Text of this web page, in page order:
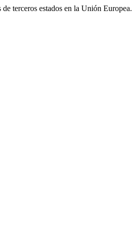
terceros estados en la Unión Europea.